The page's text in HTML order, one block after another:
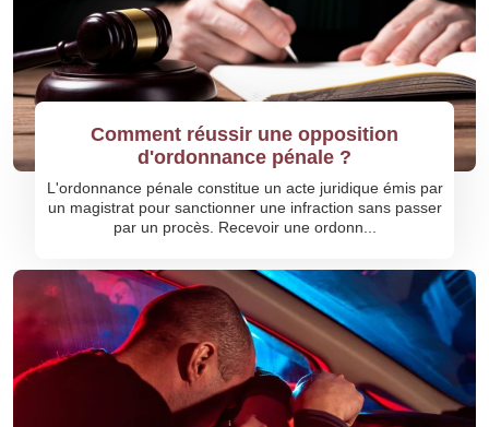
Comment réussir une opposition
d'ordonnance pénale ?
L'ordonnance pénale constitue un acte juridique émis par
un magistrat pour sanctionner une infraction sans passer
par un procès. Recevoir une ordonn...